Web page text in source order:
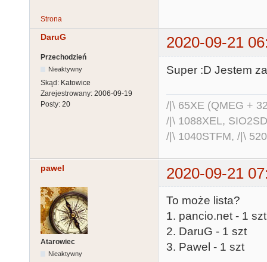
Strona
DaruG 2020-09-21
Przechodzień
Nieaktywny
Skąd: Katowice
Zarejestrowany: 2006-09-19
Posty: 20
Super :D Jestem
/|\ 65XE (QMEG +
/|\ 1088XEL,
/|\ 1040STFM, /|\
pawel 2020-09-21
Atarowiec
Nieaktywny
To może lista?
1. pancio.net - 1
2. DaruG - 1 szt
3. Pawel - 1 szt